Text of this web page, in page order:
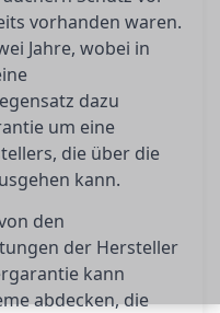
vorhanden waren.
Jahre, wobei in
dazu
um eine
die über die
kann.
den
der Hersteller
kann
abdecken, die